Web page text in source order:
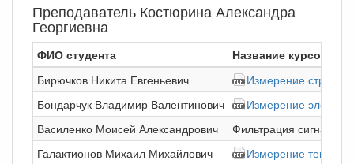
Преподаватель Костюрина Александра
Георгиевна
ФИО студента
Название курсовой
Бирючков Никита Евгеньевич
Измерение
Бондарчук Владимир Валентинович
Измерение
Василенко Моисей Александрович
Фильтрация сигналов
Галактионов Михаил Михайлович
Измерение